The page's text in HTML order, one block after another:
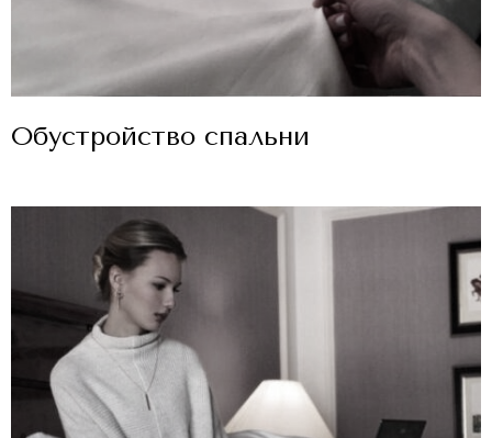
Обустройство спальни
Контакты